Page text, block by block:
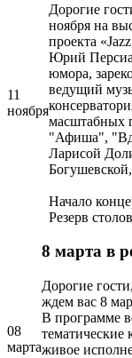
11
ноября
Дорогие
ноября на
проекта
Юрий
юмора,
ведущий
масштабных
"Афиша",
Ларисой
Начало
Резерв
08
марта
8 марта в
Дорогие гости,
ждем вас 8
В программе
тематические
живое